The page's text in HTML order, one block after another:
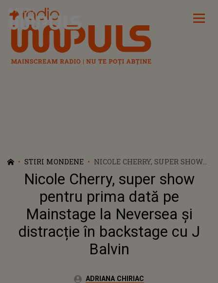
Radio Impuls
STIRI MONDENE
NICOLE CHERRY, SUPER SHOW
PENTRU PRIMA DATĂ PE
MAINSTAGE LA NEVERSEA ȘI
DISTRACȚIE ÎN BACKSTAGE CU
J BALVIN
Nicole Cherry, super show
pentru prima dată pe
Mainstage la Neversea și
distracție în backstage cu J
Balvin
Autor:ADRIANA CHIRIAC